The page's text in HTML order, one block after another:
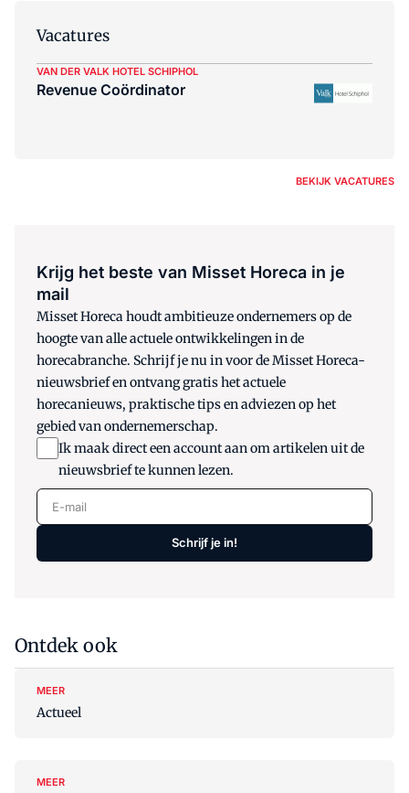
Vacatures
VAN DER VALK HOTEL SCHIPHOL
Revenue Coördinator
BEKIJK VACATURES
Krijg het beste van Misset Horeca in je
mail
Misset Horeca houdt ambitieuze ondernemers op de
hoogte van alle actuele ontwikkelingen in de
horecabranche. Schrijf je nu in voor de Misset Horeca-
nieuwsbrief en ontvang gratis het actuele
horecanieuws, praktische tips en adviezen op het
gebied van ondernemerschap.
Ik maak direct een account aan om artikelen uit de
nieuwsbrief te kunnen lezen.
E-mail
Schrijf je in!
Ontdek ook
MEER
Actueel
MEER